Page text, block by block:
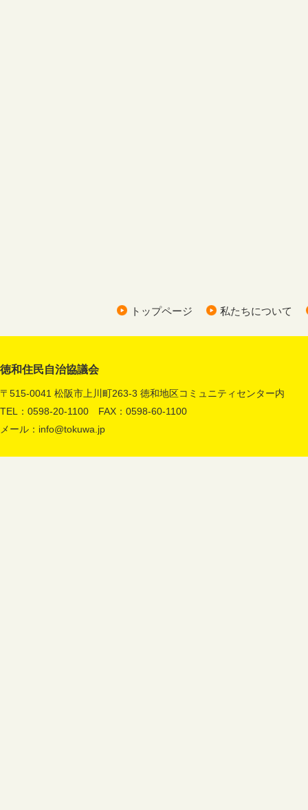
トップページ 私たちについて
徳和住民自治協議会
〒515-0041 松阪市上川町263-3 徳和地区コミュニティセンター内
TEL：0598-20-1100 FAX：0598-60-1100
メール： info@tokuwa.jp